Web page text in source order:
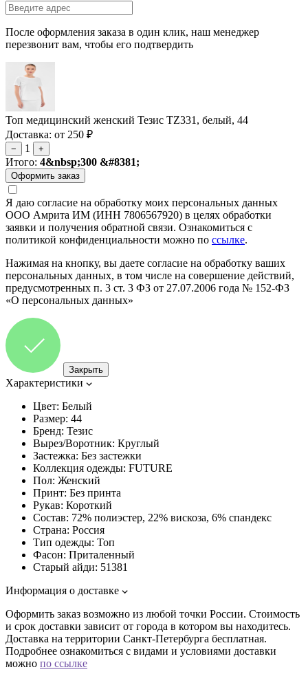
После оформления заказа в один клик, наш менеджер
перезвонит вам, чтобы его подтвердить
Топ медицинский женский Тезис TZ331, белый, 44
Доставка: от 250 ₽
− 1 +
Итого: 4&nbsp;300 &#8381;
Я даю согласие на обработку моих персональных данных
ООО Амрита ИМ (ИНН 7806567920) в целях обработки
заявки и получения обратной связи. Ознакомиться с
политикой конфиденциальности можно по ссылке.
Нажимая на кнопку, вы даете согласие на обработку ваших
персональных данных, в том числе на совершение действий,
предусмотренных п. 3 ст. 3 ФЗ от 27.07.2006 года № 152-ФЗ
«О персональных данных»
Закрыть
Характеристики
Цвет: Белый
Размер: 44
Бренд: Тезис
Вырез/Воротник: Круглый
Застежка: Без застежки
Коллекция одежды: FUTURE
Пол: Женский
Принт: Без принта
Рукав: Короткий
Состав: 72% полиэстер, 22% вискоза, 6% спандекс
Страна: Россия
Тип одежды: Топ
Фасон: Приталенный
Старый айди: 51381
Информация о доставке
Оформить заказ возможно из любой точки России. Стоимость
и срок доставки зависит от города в котором вы находитесь.
Доставка на территории Санкт-Петербурга бесплатная.
Подробнее ознакомиться с видами и условиями доставки
можно по ссылке